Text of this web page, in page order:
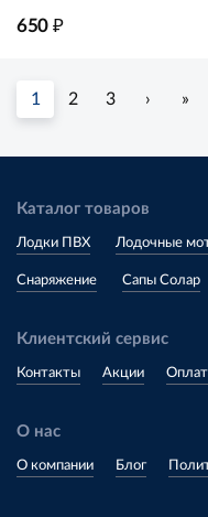
650 ₽
1 2 3 › »
Каталог товаров
Лодки ПВХ Лодочные
Снаряжение Сапы Солар
Клиентский сервис
Контакты Акции
О нас
О компании Блог